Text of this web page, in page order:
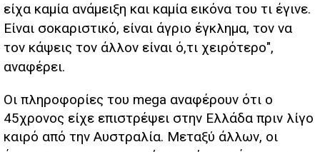
είχα καμία ανάμειξη και καμία εικόνα του τι έγινε.
Είναι σοκαριστικό, είναι άγριο έγκλημα, τον να
τον κάψεις τον άλλον είναι ό,τι χειρότερο",
αναφέρει.
Οι πληροφορίες του mega αναφέρουν ότι ο
45χρονος είχε επιστρέψει στην Ελλάδα πριν λίγο
καιρό από την Αυστραλία. Μεταξύ άλλων, οι